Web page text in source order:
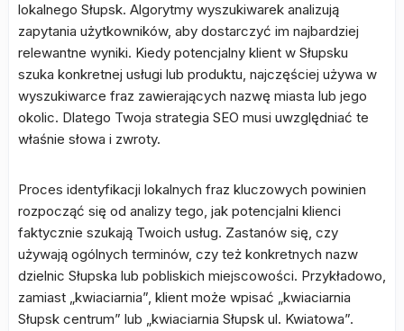
lokalnego Słupsk. Algorytmy wyszukiwarek analizują
zapytania użytkowników, aby dostarczyć im najbardziej
relewantne wyniki. Kiedy potencjalny klient w Słupsku
szuka konkretnej usługi lub produktu, najczęściej używa w
wyszukiwarce fraz zawierających nazwę miasta lub jego
okolic. Dlatego Twoja strategia SEO musi uwzględniać te
właśnie słowa i zwroty.
Proces identyfikacji lokalnych fraz kluczowych powinien
rozpocząć się od analizy tego, jak potencjalni klienci
faktycznie szukają Twoich usług. Zastanów się, czy
używają ogólnych terminów, czy też konkretnych nazw
dzielnic Słupska lub pobliskich miejscowości. Przykładowo,
zamiast „kwiaciarnia”, klient może wpisać „kwiaciarnia
Słupsk centrum” lub „kwiaciarnia Słupsk ul. Kwiatowa”.